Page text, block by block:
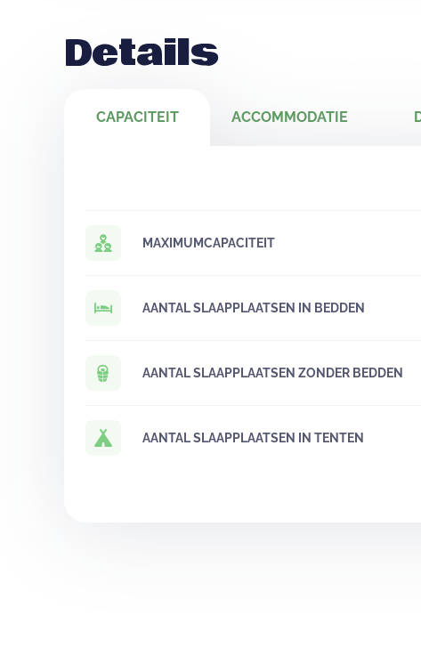
Details
CAPACITEIT ACCOMMODATIE
MAXIMUMCAPACITEIT
AANTAL SLAAPPLAATSEN IN BEDDEN
AANTAL SLAAPPLAATSEN ZONDER BEDDEN
AANTAL SLAAPPLAATSEN IN TENTEN